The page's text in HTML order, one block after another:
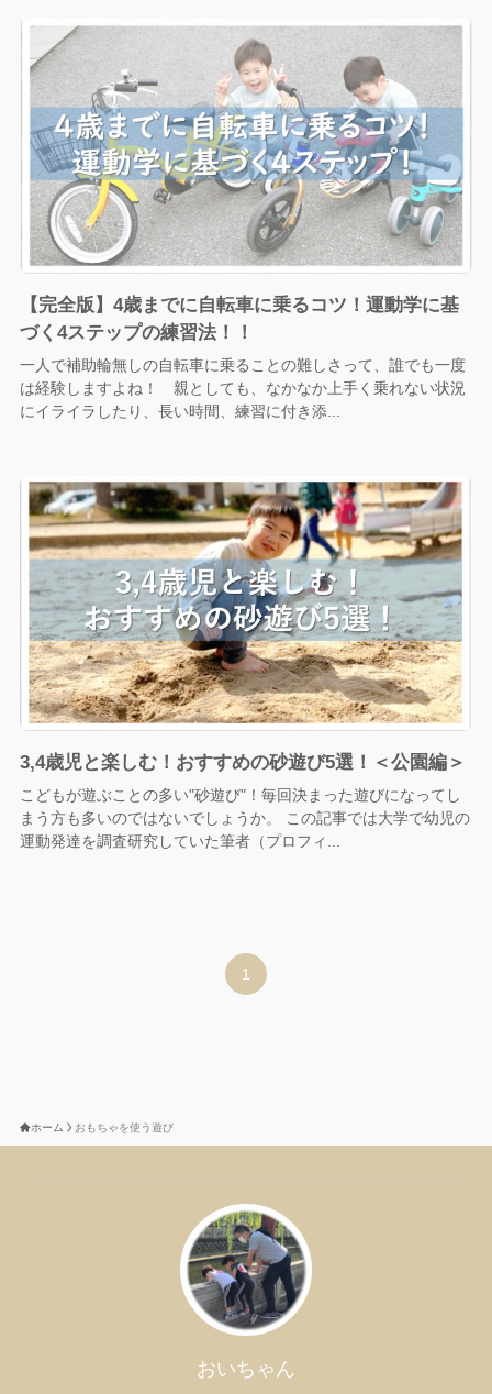
【完全版】4歳までに自転車に乗るコツ！運動学に基
づく4ステップの練習法！！
一人で補助輪無しの自転車に乗ることの難しさって、誰でも一度
は経験しますよね！ 親としても、なかなか上手く乗れない状況
にイライラしたり、長い時間、練習に付き添...
3,4歳児と楽しむ！おすすめの砂遊び5選！＜公園編＞
こどもが遊ぶことの多い"砂遊び"！毎回決まった遊びになってし
まう方も多いのではないでしょうか。 この記事では大学で幼児の
運動発達を調査研究していた筆者（プロフィ...
1
ホーム おもちゃを使う遊び
おいちゃん